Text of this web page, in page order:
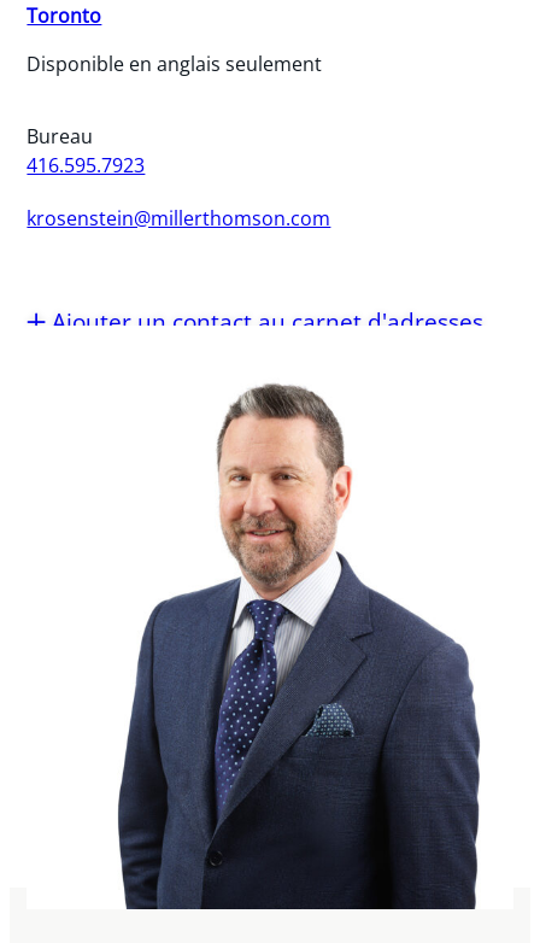
Toronto
Disponible en anglais seulement
Bureau
416.595.7923
krosenstein@millerthomson.com
Ajouter un contact au carnet d'adresses